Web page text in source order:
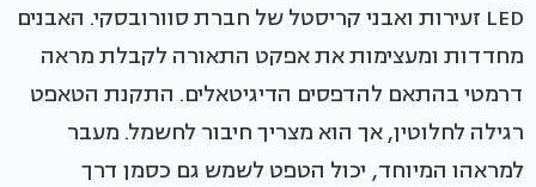
LED זעירות ואבני קריסטל של חברת סוורובסקי. האבנים
מחדדות ומעצימות את אפקט התאורה לקבלת מראה
דרמטי בהתאם להדפסים הדיגיטאלים. התקנת הטאפט
רגילה לחלוטין, אך הוא מצריך חיבור לחשמל. מעבר
למראהו המיוחד, יכול הטפט לשמש גם כסמן דרך